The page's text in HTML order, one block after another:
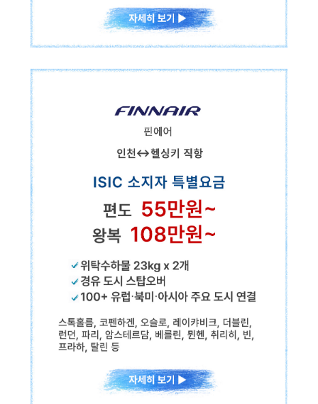
폴란드항공
인천↔바르샤바·브로츠와프 직항
✓위탁수하물 23kg x 2개
✓경유 도시 스탑오버
✓80+ 유럽·북미·아시아 주요 도시 연결
ISIC 소지자 특별요금
편도
왕복112만원~
크라쿠프, 카토비체, 부다페스트, 루블린, 코펜하겐, 스톡홀름, 오슬